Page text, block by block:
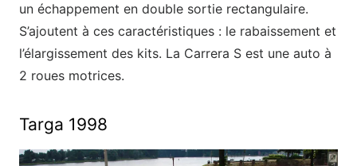
un échappement en double sortie rectangulaire.
S’ajoutent à ces caractéristiques : le rabaissement et
l’élargissement des kits. La Carrera S est une auto à
2 roues motrices.
Targa 1998